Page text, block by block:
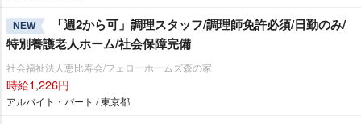
NEW
「週2から可」調理スタッフ/調理師免許必須/日勤のみ/
特別養護老人ホーム/社会保障完備
社会福祉法人恵比寿会/フェローホームズ森の家
時給1,226円
アルバイト・パート / 東京都